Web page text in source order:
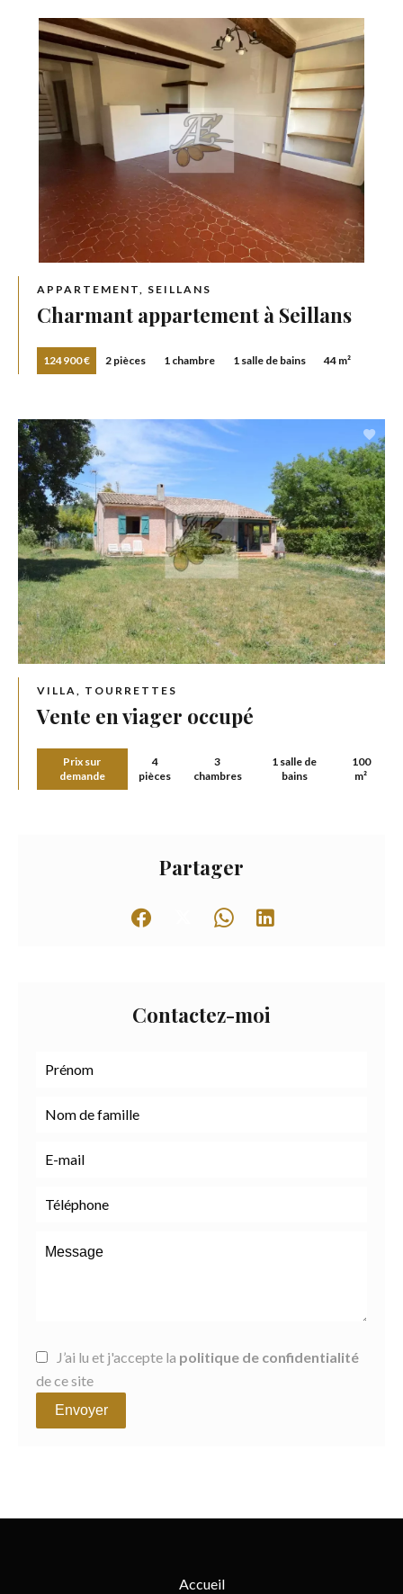
APPARTEMENT, SEILLANS
Charmant appartement à Seillans
124 900 € 2 pièces 1 chambre 1 salle de bains 44 m²
VILLA, TOURRETTES
Vente en viager occupé
Prix sur
demande
4
pièces
3
chambres
1 salle de
bains
100
m²
Partager
Contactez-moi
J’ai lu et j'accepte la politique de confidentialité
de ce site
Envoyer
Accueil